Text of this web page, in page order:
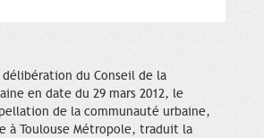
du Conseil de la
en date du 29 mars 2012, le
de la communauté urbaine,
à Toulouse Métropole, traduit la